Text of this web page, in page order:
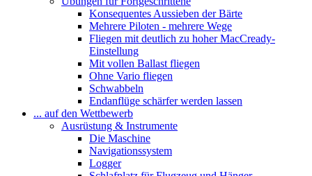
Konsequentes Aussieben der Bärte
Mehrere Piloten - mehrere Wege
Fliegen mit deutlich zu hoher MacCready-
Einstellung
Mit vollen Ballast fliegen
Ohne Vario fliegen
Schwabbeln
Endanflüge schärfer werden lassen
... auf den Wettbewerb
Ausrüstung & Instrumente
Die Maschine
Navigationssystem
Logger